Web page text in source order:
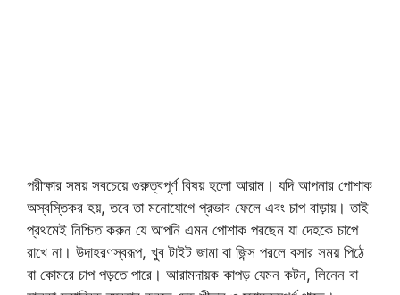
পরীক্ষার সময় সবচেয়ে গুরুত্বপূর্ণ বিষয় হলো আরাম। যদি আপনার পোশাক
অস্বস্তিকর হয়, তবে তা মনোযোগে প্রভাব ফেলে এবং চাপ বাড়ায়। তাই
প্রথমেই নিশ্চিত করুন যে আপনি এমন পোশাক পরছেন যা দেহকে চাপে
রাখে না। উদাহরণস্বরূপ, খুব টাইট জামা বা জিন্স পরলে বসার সময় পিঠে
বা কোমরে চাপ পড়তে পারে। আরামদায়ক কাপড় যেমন কটন, লিনেন বা